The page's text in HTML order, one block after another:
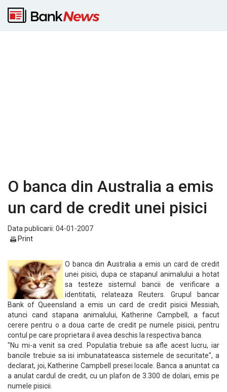
O banca din Australia a emis
un card de credit unei pisici
Data publicarii: 04-01-2007
Print
O banca din Australia a emis un card de credit
unei pisici, dupa ce stapanul animalului a hotat
sa testeze sistemul bancii de verificare a
identitatii, relateaza Reuters. Grupul bancar
Bank of Queensland a emis un card de credit pisicii Messiah,
atunci cand stapana animalului, Katherine Campbell, a facut
cerere pentru o a doua carte de credit pe numele pisicii, pentru
contul pe care proprietara il avea deschis la respectiva banca.
"Nu mi-a venit sa cred. Populatia trebuie sa afle acest lucru, iar
bancile trebuie sa isi imbunatateasca sistemele de securitate", a
declarat, joi, Katherine Campbell presei locale. Banca a anuntat ca
a anulat cardul de credit, cu un plafon de 3.300 de dolari, emis pe
numele pisicii.